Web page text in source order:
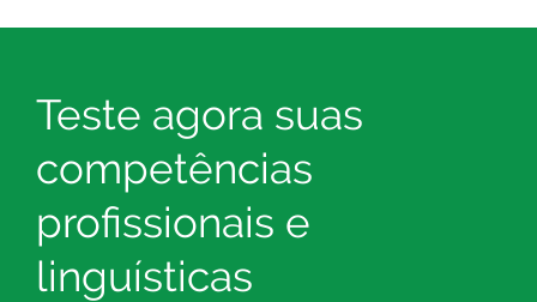
Teste agora suas
competências
profissionais e
linguísticas